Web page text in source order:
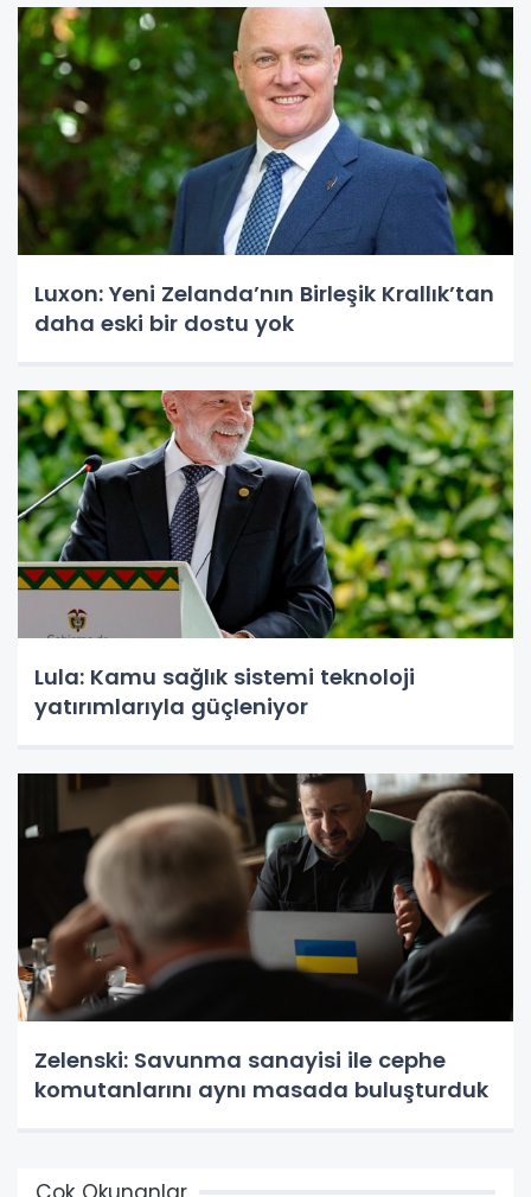
Luxon: Yeni Zelanda’nın Birleşik Krallık’tan
daha eski bir dostu yok
Lula: Kamu sağlık sistemi teknoloji
yatırımlarıyla güçleniyor
Zelenski: Savunma sanayisi ile cephe
komutanlarını aynı masada buluşturduk